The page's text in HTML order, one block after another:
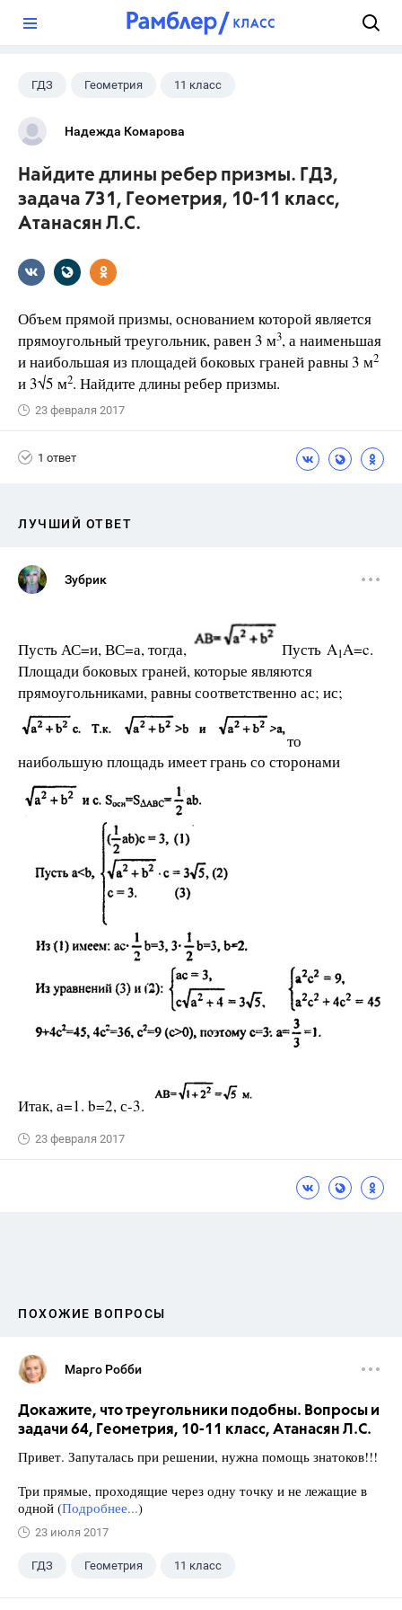
ГДЗ Геометрия 11 класс
10 класс
Надежда Комарова
Найдите длины ребер призмы. ГДЗ,
задача 731, Геометрия, 10-11 класс,
Атанасян Л.С.
Объем прямой призмы, основанием которой является
прямоугольный треугольник, равен 3 м3, а наименьшая
и наибольшая из площадей боковых граней равны 3 м2
и 3√5 м2. Найдите длины ребер призмы.
23 февраля 2017
1 ответ
ЛУЧШИЙ ОТВЕТ
Зубрик
Пусть АС=и, ВС=а, тогда, Пусть A1A=c.
Площади боковых граней, которые являются
прямоугольниками, равны соответственно ас; ис;
то
наибольшую площадь имеет грань со сторонами
Итак, а=1. b=2, с-3.
23 февраля 2017
ПОХОЖИЕ ВОПРОСЫ
Марго Робби
Докажите, что треугольники подобны. Вопросы и
задачи 64, Геометрия, 10-11 класс, Атанасян Л.С.
Привет. Запуталась при решении, нужна помощь знатоков!!!
Три прямые, проходящие через одну точку и не лежащие в
одной (Подробнее...)
23 июля 2017
ГДЗ Геометрия 11 класс